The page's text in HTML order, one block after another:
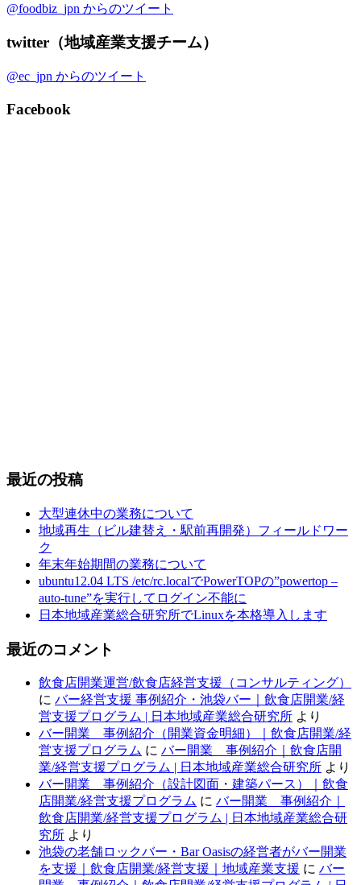
@foodbiz_jpn からのツイート
twitter（地域産業支援チーム）
@ec_jpn からのツイート
Facebook
最近の投稿
大型連休中の業務について
地域再生（ビル建替え・駅前再開発）フィールドワー
ク
年末年始期間の業務について
ubuntu12.04 LTS /etc/rc.localでPowerTOPの”powertop –
auto-tune”を実行してログイン不能に
日本地域産業総合研究所でLinuxを本格導入します
最近のコメント
飲食店開業運営/飲食店経営支援（コンサルティング）
に バー経営支援 事例紹介・池袋バー｜飲食店開業/経
営支援プログラム | 日本地域産業総合研究所 より
バー開業 事例紹介（開業資金明細）｜飲食店開業/経
営支援プログラム に バー開業 事例紹介｜飲食店開
業/経営支援プログラム | 日本地域産業総合研究所 より
バー開業 事例紹介（設計図面・建築パース）｜飲食
店開業/経営支援プログラム に バー開業 事例紹介｜
飲食店開業/経営支援プログラム | 日本地域産業総合研
究所 より
池袋の老舗ロックバー・Bar Oasisの経営者がバー開業
を支援｜飲食店開業/経営支援｜地域産業支援 に バー